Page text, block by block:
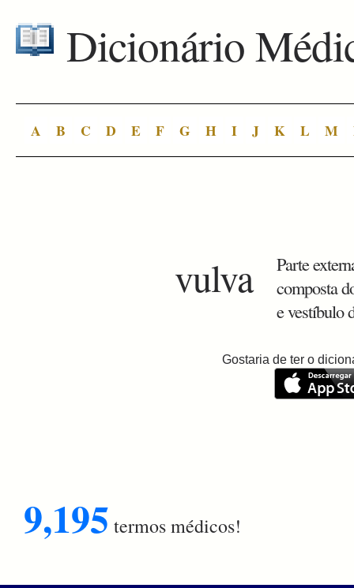
Dicionário
A B C D E F G H I J K L M
vulva
Parte
composta
e vestíbulo
Gostaria de ter o
9,195 termos médicos!